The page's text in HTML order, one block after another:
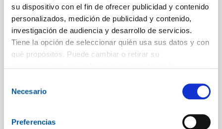
su dispositivo con el fin de ofrecer publicidad y contenido
personalizados, medición de publicidad y contenido,
investigación de audiencia y desarrollo de servicios.
Tiene la opción de seleccionar quién usa sus datos y con
qué propósitos. Puede cambiar o retirar su
consentimiento.
Obtenga más información sobre cómo se procesan sus
datos personales y establezca sus preferencias en la
Necesario
Preferencias